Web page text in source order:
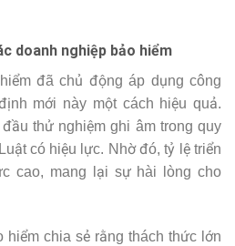
doanh nghiệp bảo hiểm
đã chủ động áp dụng công
mới này một cách hiệu quả.
thử nghiệm ghi âm trong quy
có hiệu lực. Nhờ đó, tỷ lệ triển
cao, mang lại sự hài lòng cho
hiểm chia sẻ rằng thách thức lớn